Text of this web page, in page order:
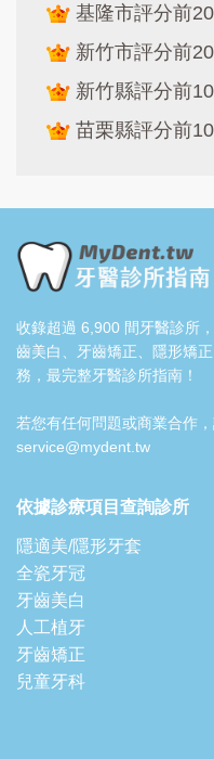
基隆市評分前
新竹市評分前
新竹縣評分前
苗栗縣評分前
收錄超過 6,900 間牙醫診所
齒美白、牙齒矯正、隱形矯
務，最完整牙醫診所指南！
若您有任何問題或商業合作
service@mydent.tw
依據診療項目查詢診所
隱適美/隱形牙套
全瓷牙冠
牙齒美白
人工植牙
牙齒矯正
兒童牙科